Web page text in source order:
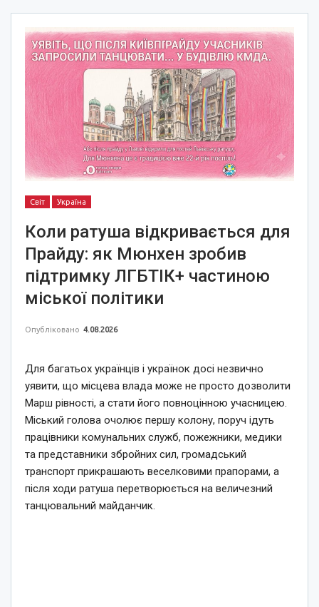
Світ Україна
Коли ратуша відкривається для
Прайду: як Мюнхен зробив
підтримку ЛГБТІК+ частиною
міської політики
Опубліковано 4.08.2026
Для багатьох українців і українок досі незвично
уявити, що місцева влада може не просто дозволити
Марш рівності, а стати його повноцінною учасницею.
Міський голова очолює першу колону, поруч ідуть
працівники комунальних служб, пожежники, медики
та представники збройних сил, громадський
транспорт прикрашають веселковими прапорами, а
після ходи ратуша перетворюється на величезний
танцювальний майданчик.